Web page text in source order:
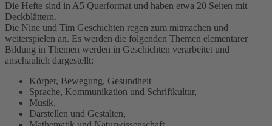
Die Hefte sind in A5 Querformat und haben etwa 20 Seiten mit
Deckblättern.
Die Nine und Tim Geschichten regen zum mitmachen und
weiterspielen an. Es werden die folgenden Themen elementarer
Bildung in Themen werden in Geschichten verarbeitet und
anschaulich dargestellt:
Körper, Bewegung, Gesundheit
Sprache, Kommunikation und Schriftkultur,
Musik,
Darstellen und Gestalten,